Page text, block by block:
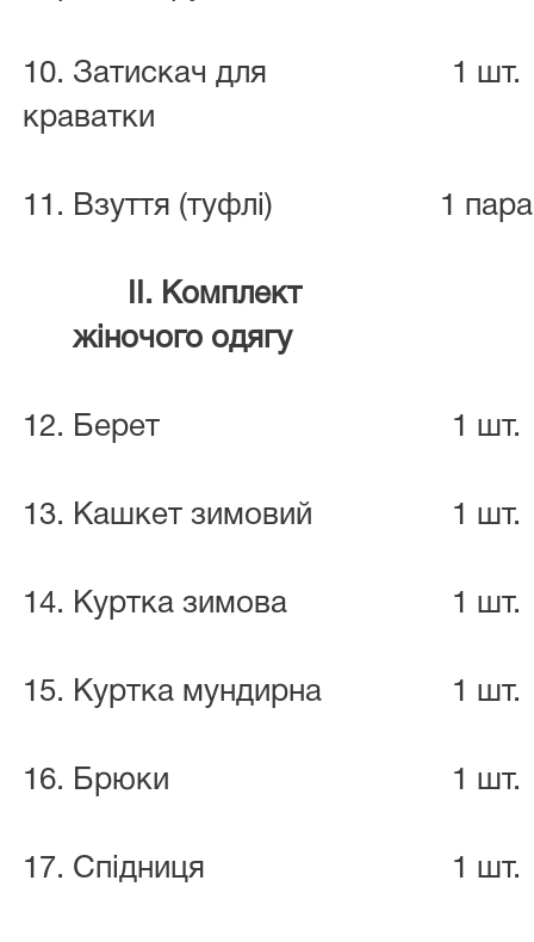
10. Затискач для
краватки
1 шт.
11. Взуття (туфлі) 1
II. Комплект
жіночого одягу
12. Берет 1 шт.
13. Кашкет зимовий 1 шт.
14. Куртка зимова 1 шт.
15. Куртка мундирна 1 шт.
16. Брюки 1 шт.
17. Спідниця 1 шт.